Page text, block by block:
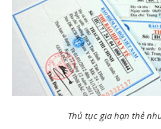
Thủ tục gia hạn thẻ